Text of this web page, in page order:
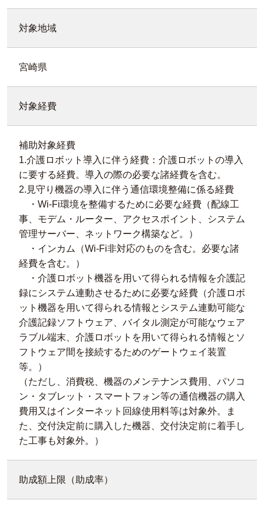
対象地域
宮崎県
対象経費
補助対象経費
1.介護ロボット導入に伴う経費：介護ロボットの導入
に要する経費。導入の際の必要な諸経費を含む。
2.見守り機器の導入に伴う通信環境整備に係る経費
・Wi-Fi環境を整備するために必要な経費（配線工
事、モデム・ルーター、アクセスポイント、システム
管理サーバー、ネットワーク構築など。）
・インカム（Wi-Fi非対応のものを含む。必要な諸
経費を含む。）
・介護ロボット機器を用いて得られる情報を介護記
録にシステム連動させるために必要な経費（介護ロボ
ット機器を用いて得られる情報とシステム連動可能な
介護記録ソフトウェア、バイタル測定が可能なウェア
ラブル端末、介護ロボットを用いて得られる情報とソ
フトウェア間を接続するためのゲートウェイ装置
等。）
（ただし、消費税、機器のメンテナンス費用、パソコ
ン・タブレット・スマートフォン等の通信機器の購入
費用又はインターネット回線使用料等は対象外。ま
た、交付決定前に購入した機器、交付決定前に着手し
た工事も対象外。）
助成額上限（助成率）